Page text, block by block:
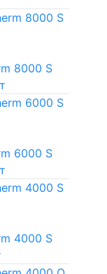
8000 S
6000 S
4000 S